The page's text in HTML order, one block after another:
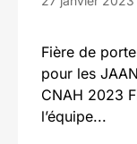
Fière de
pour les
CNAH 2023
l’équipe...